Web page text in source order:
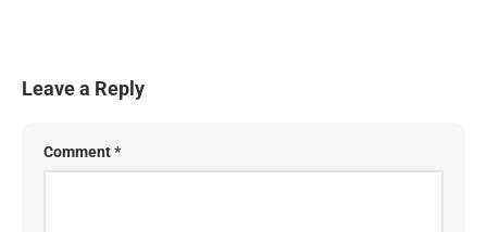
Leave a Reply
Comment*